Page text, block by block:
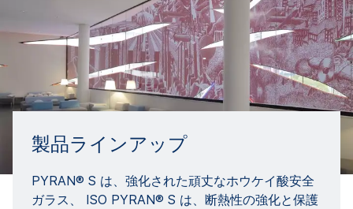
製品ラインアップ
PYRAN® S は、強化された頑丈なホウケイ酸安全
ガラス、 ISO PYRAN® S は、断熱性の強化と保護